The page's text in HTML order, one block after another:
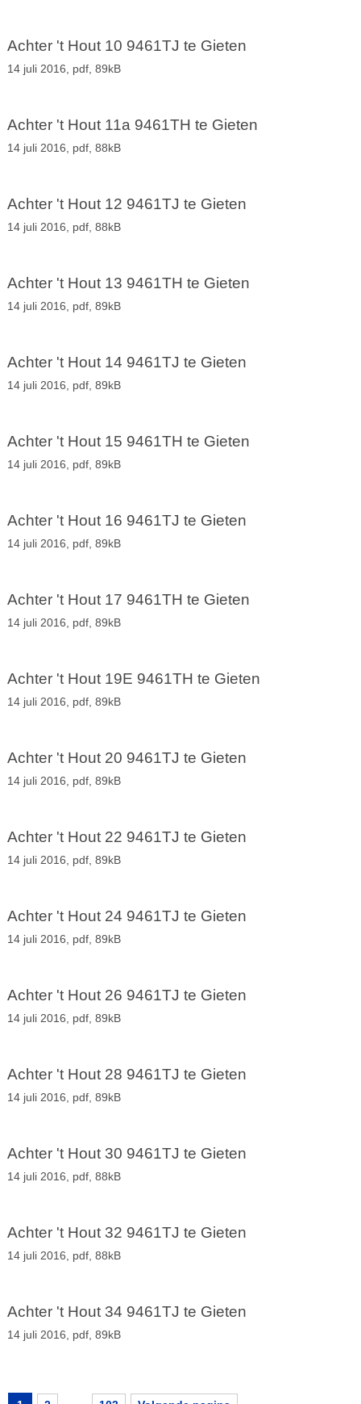
Achter 't Hout 10 9461TJ te Gieten
14 juli 2016, pdf, 89kB
Achter 't Hout 11a 9461TH te Gieten
14 juli 2016, pdf, 88kB
Achter 't Hout 12 9461TJ te Gieten
14 juli 2016, pdf, 88kB
Achter 't Hout 13 9461TH te Gieten
14 juli 2016, pdf, 89kB
Achter 't Hout 14 9461TJ te Gieten
14 juli 2016, pdf, 89kB
Achter 't Hout 15 9461TH te Gieten
14 juli 2016, pdf, 89kB
Achter 't Hout 16 9461TJ te Gieten
14 juli 2016, pdf, 89kB
Achter 't Hout 17 9461TH te Gieten
14 juli 2016, pdf, 89kB
Achter 't Hout 19E 9461TH te Gieten
14 juli 2016, pdf, 89kB
Achter 't Hout 20 9461TJ te Gieten
14 juli 2016, pdf, 89kB
Achter 't Hout 22 9461TJ te Gieten
14 juli 2016, pdf, 89kB
Achter 't Hout 24 9461TJ te Gieten
14 juli 2016, pdf, 89kB
Achter 't Hout 26 9461TJ te Gieten
14 juli 2016, pdf, 89kB
Achter 't Hout 28 9461TJ te Gieten
14 juli 2016, pdf, 89kB
Achter 't Hout 30 9461TJ te Gieten
14 juli 2016, pdf, 88kB
Achter 't Hout 32 9461TJ te Gieten
14 juli 2016, pdf, 88kB
Achter 't Hout 34 9461TJ te Gieten
14 juli 2016, pdf, 89kB